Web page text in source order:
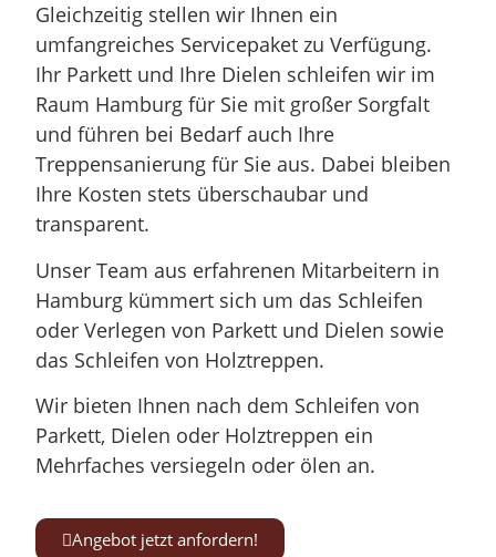
Gleichzeitig stellen wir Ihnen ein
umfangreiches Servicepaket zu Verfügung.
Ihr Parkett und Ihre Dielen schleifen wir im
Raum Hamburg für Sie mit großer Sorgfalt
und führen bei Bedarf auch Ihre
Treppensanierung für Sie aus. Dabei bleiben
Ihre Kosten stets überschaubar und
transparent.
Unser Team aus erfahrenen Mitarbeitern in
Hamburg kümmert sich um das Schleifen
oder Verlegen von Parkett und Dielen sowie
das Schleifen von Holztreppen.
Wir bieten Ihnen nach dem Schleifen von
Parkett, Dielen oder Holztreppen ein
Mehrfaches versiegeln oder ölen an.
Angebot jetzt anfordern!